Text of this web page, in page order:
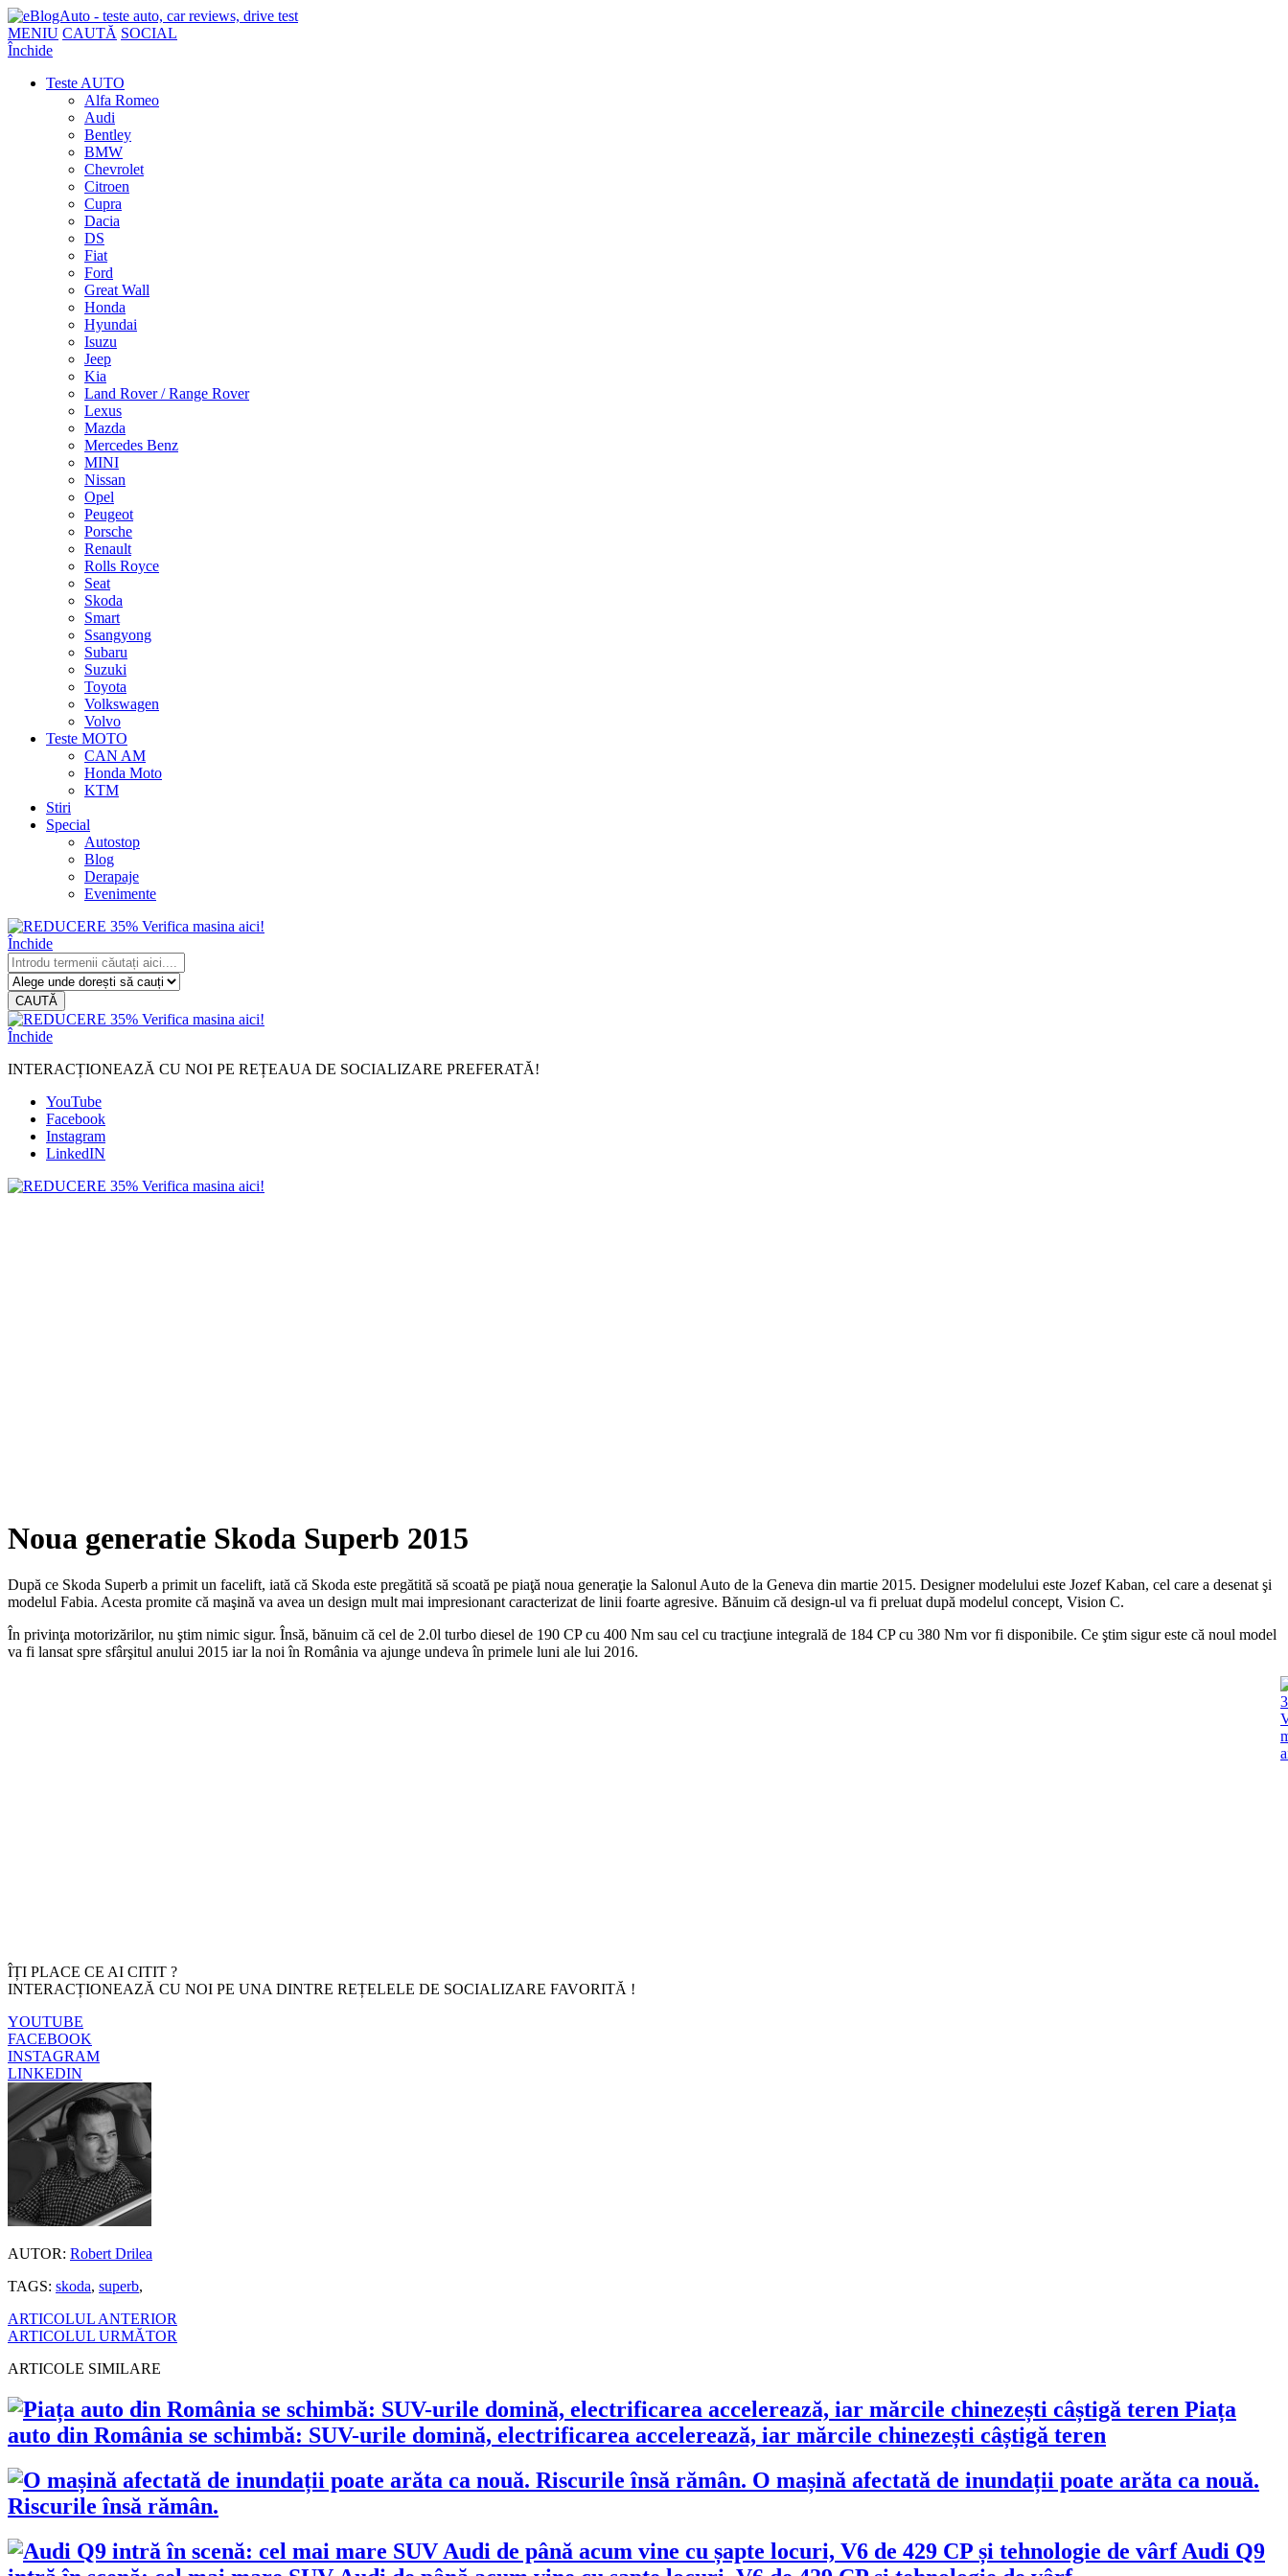
MENIU CAUTĂ SOCIAL
Închide
Teste AUTO
Alfa Romeo
Audi
Bentley
BMW
Chevrolet
Citroen
Cupra
Dacia
DS
Fiat
Ford
Great Wall
Honda
Hyundai
Isuzu
Jeep
Kia
Land Rover / Range Rover
Lexus
Mazda
Mercedes Benz
MINI
Nissan
Opel
Peugeot
Porsche
Renault
Rolls Royce
Seat
Skoda
Smart
Ssangyong
Subaru
Suzuki
Toyota
Volkswagen
Volvo
Teste MOTO
CAN AM
Honda Moto
KTM
Stiri
Special
Autostop
Blog
Derapaje
Evenimente
Închide
CAUTĂ
Închide
INTERACȚIONEAZĂ CU NOI PE REȚEAUA DE SOCIALIZARE PREFERATĂ!
YouTube
Facebook
Instagram
LinkedIN
Noua generatie Skoda Superb 2015
După ce Skoda Superb a primit un facelift, iată că Skoda este pregătită să scoată pe piaţă noua generaţie la Salonul Auto de la Geneva din martie 2015. Designer modelului este Jozef Kaban, cel care a desenat şi
modelul Fabia. Acesta promite că maşină va avea un design mult mai impresionant caracterizat de linii foarte agresive. Bănuim că design-ul va fi preluat după modelul concept, Vision C.
În privinţa motorizărilor, nu ştim nimic sigur. Însă, bănuim că cel de 2.0l turbo diesel de 190 CP cu 400 Nm sau cel cu tracţiune integrală de 184 CP cu 380 Nm vor fi disponibile. Ce ştim sigur este că noul model
va fi lansat spre sfârşitul anului 2015 iar la noi în România va ajunge undeva în primele luni ale lui 2016.
ÎȚI PLACE CE AI CITIT ?
INTERACȚIONEAZĂ CU NOI PE UNA DINTRE REȚELELE DE SOCIALIZARE FAVORITĂ !
YOUTUBE
FACEBOOK
INSTAGRAM
LINKEDIN
AUTOR: Robert Drilea
TAGS: skoda, superb,
ARTICOLUL ANTERIOR
ARTICOLUL URMĂTOR
ARTICOLE SIMILARE
Piața
auto din România se schimbă: SUV-urile domină, electrificarea accelerează, iar mărcile chinezești câștigă teren
O mașină afectată de inundații poate arăta ca nouă.
Riscurile însă rămân.
Audi Q9